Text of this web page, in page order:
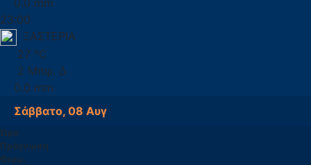
0.0 mm
23:00
ΞΑΣΤΕΡΙΑ
27 °C
2 Μπφ. Δ
0.0 mm
Σάββατο, 08 Αυγ
Ώρα
Πρόγνωση
Θερμ.